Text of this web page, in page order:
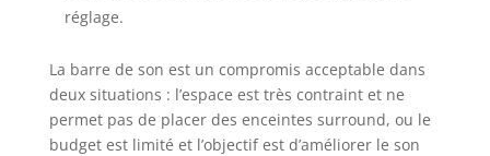
réglage.
La barre de son est un compromis acceptable dans
deux situations : l’espace est très contraint et ne
permet pas de placer des enceintes surround, ou le
budget est limité et l’objectif est d’améliorer le son